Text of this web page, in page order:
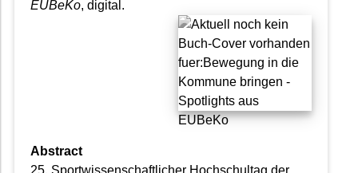
EUBeKo, digital.
Abstract
25. Sportwissenschaftlicher Hochschultag der